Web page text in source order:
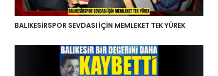
BALIKESİRSPOR SEVDASI İÇİN MEMLEKET TEK YÜREK